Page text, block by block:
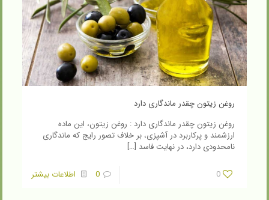
روغن زیتون چقدر ماندگاری دارد
روغن زیتون چقدر ماندگاری دارد : روغن زیتون، این ماده
ارزشمند و پرکاربرد در آشپزی، بر خلاف تصور رایج که ماندگاری
نامحدودی دارد، در نهایت فاسد […]
0
0 اطلاعات بیشتر